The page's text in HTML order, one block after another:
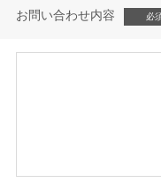
お問い合わせ内容